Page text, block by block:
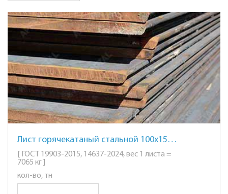
Лист горячекатаный стальной 100х1500х6000мм. ст. 3
[ ГОСТ 19903-2015, 14637-2024, вес 1 листа =
7065 кг ]
кол-во, тн